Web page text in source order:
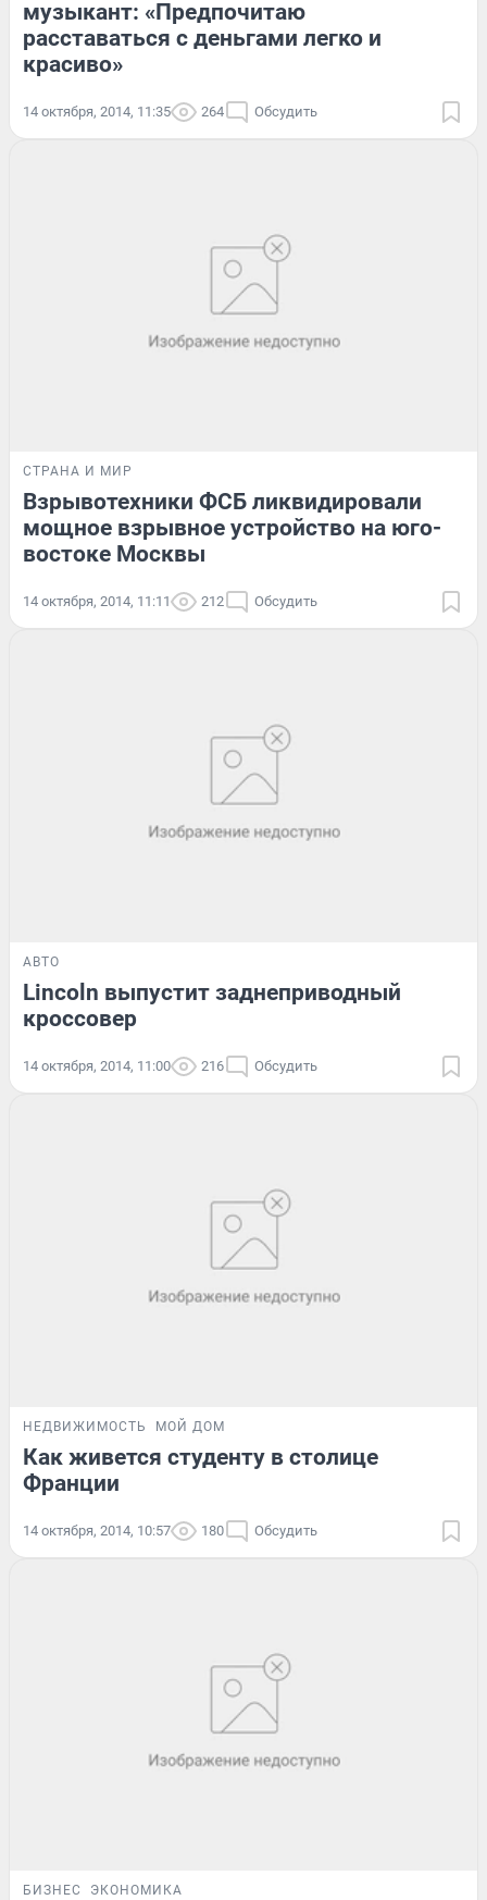
музыкант: «Предпочитаю
расставаться с деньгами легко и
красиво»
14 октября, 2014, 11:35 264 Обсудить
СТРАНА И МИР
Взрывотехники ФСБ ликвидировали
мощное взрывное устройство на юго-
востоке Москвы
14 октября, 2014, 11:11 212 Обсудить
АВТО
Lincoln выпустит заднеприводный
кроссовер
14 октября, 2014, 11:00 216 Обсудить
НЕДВИЖИМОСТЬ МОЙ ДОМ
Как живется студенту в столице
Франции
14 октября, 2014, 10:57 180 Обсудить
БИЗНЕС ЭКОНОМИКА